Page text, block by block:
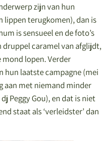
zijn van hun
lippen terugkomen), dan is
is sensueel en de foto’s
druppel caramel van afglijdt,
lopen. Verder
hun laatste campagne (mei
aan met niemand minder
Peggy Gou), en dat is niet
staat als ‘verleidster’ dan